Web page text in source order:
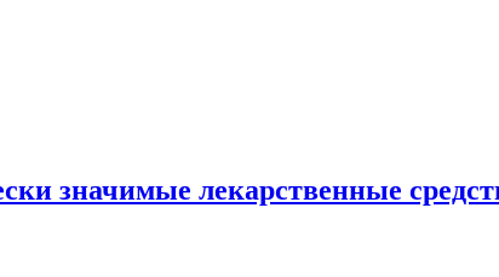
значимые лекарственные